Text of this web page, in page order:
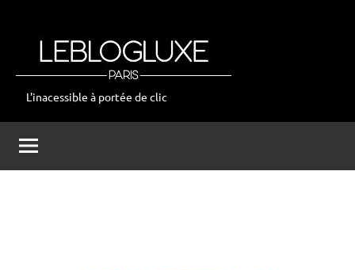
leblogluxe
L'inacessible à portée de clic